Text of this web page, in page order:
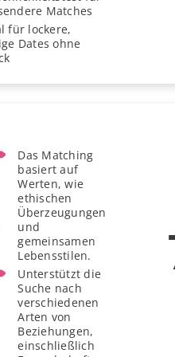
Matches
für lockere,
Dates ohne
Das Matching
basiert auf
Werten, wie
ethischen
Überzeugungen
und
gemeinsamen
Lebensstilen.
Unterstützt die
Suche nach
verschiedenen
Arten von
Beziehungen,
einschließlich